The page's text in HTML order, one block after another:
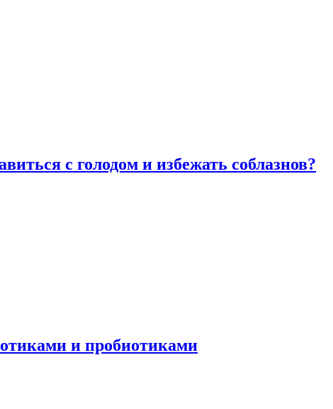
с голодом и избежать соблазнов?
и пробиотиками